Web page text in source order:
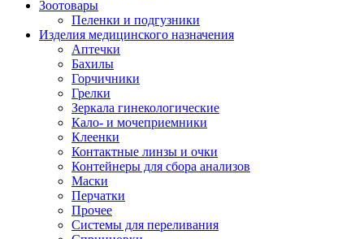
Зоотовары
Пеленки и подгузники
Изделия медицинского назначения
Аптечки
Бахилы
Горчичники
Грелки
Зеркала гинекологические
Кало- и мочеприемники
Клеенки
Контактные линзы и очки
Контейнеры для сбора анализов
Маски
Перчатки
Прочее
Системы для переливания